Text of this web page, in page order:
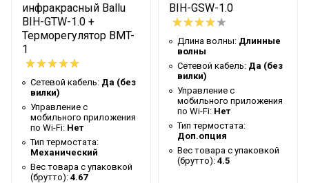
Ширина упаковки товара
45.5
Бренд
Ballu
Макс. потребляемая мощность
1.5
Тип нагревательного элемента
Инфракрасный
Гарантийный срок
2 года
Серия
LL
Высота товара
25
Глубина товара
инфракрасный Ballu
BIH-GTW-1.0 +
Терморегулятор BMT-
1
Сетевой кабель: Да (без
вилки)
Управление c
мобильного приложения
по Wi-Fi: Нет
Тип термостата:
Механический
Вес товара с упаковкой
(брутто): 4.67
BIH-GSW-1.0
Длина волны: Длинные
волны
Сетевой кабель: Да (без
вилки)
Управление c
мобильного приложения
по Wi-Fi: Нет
Тип термостата:
Доп.опция
Вес товара с упаковкой
(брутто): 4.5